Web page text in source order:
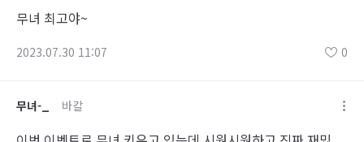
무녀 최고야~
2023.07.30 11:07 0
무녀-_ 바칼